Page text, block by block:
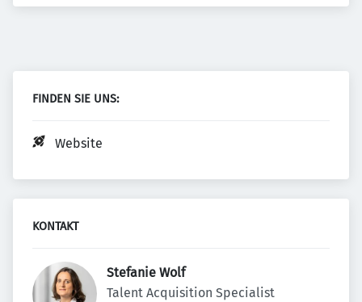
FINDEN SIE UNS:
Website
KONTAKT
Stefanie Wolf
Talent Acquisition Specialist